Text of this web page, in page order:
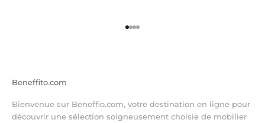
Aller à l'élément 1
Aller à l'élément 2
Aller à l'élément 3
Aller à l'élément 4
Beneffito.com
Bienvenue sur Beneffio.com, votre destination en ligne pour
découvrir une sélection soigneusement choisie de mobilier